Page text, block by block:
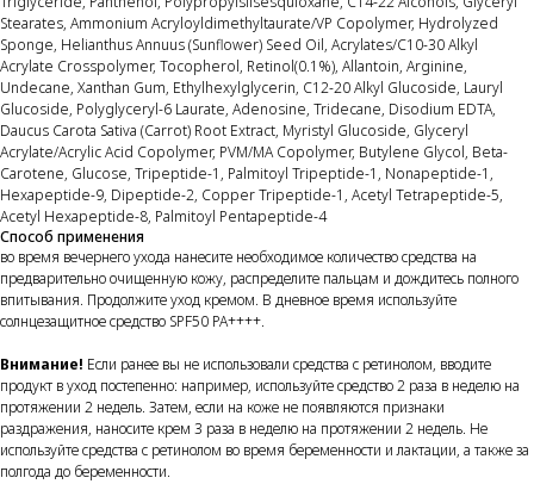
Stearates, Ammonium Acryloyldimethyltaurate/VP Copolymer, Hydrolyzed
Sponge, Helianthus Annuus (Sunflower) Seed Oil, Acrylates/C10-30 Alkyl
Acrylate Crosspolymer, Tocopherol, Retinol(0.1%), Allantoin, Arginine,
Undecane, Xanthan Gum, Ethylhexylglycerin, C12-20 Alkyl Glucoside, Lauryl
Glucoside, Polyglyceryl-6 Laurate, Adenosine, Tridecane, Disodium EDTA,
Daucus Carota Sativa (Carrot) Root Extract, Myristyl Glucoside, Glyceryl
Acrylate/Acrylic Acid Copolymer, PVM/MA Copolymer, Butylene Glycol, Beta-
Carotene, Glucose, Tripeptide-1, Palmitoyl Tripeptide-1, Nonapeptide-1,
Hexapeptide-9, Dipeptide-2, Copper Tripeptide-1, Acetyl Tetrapeptide-5,
Acetyl Hexapeptide-8, Palmitoyl Pentapeptide-4
Способ применения
во время вечернего ухода нанесите необходимое количество средства на
предварительно очищенную кожу, распределите пальцам и дождитесь полного
впитывания. Продолжите уход кремом. В дневное время используйте
солнцезащитное средство SPF50 PA++++.
Внимание! Если ранее вы не использовали средства с ретинолом, вводите
продукт в уход постепенно: например, используйте средство 2 раза в неделю на
протяжении 2 недель. Затем, если на коже не появляются признаки
раздражения, наносите крем 3 раза в неделю на протяжении 2 недель. Не
используйте средства с ретинолом во время беременности и лактации, а также за
полгода до беременности.